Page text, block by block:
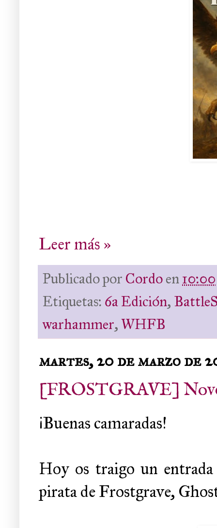
Leer más »
Publicado por Cordoen10:00
Etiquetas: 6a Edición,
warhammer,WHFB
martes, 20 de marzo de
[FROSTGRAVE]
¡Buenas camaradas!
Hoy os traigo un entrada
pirata de Frostgrave,